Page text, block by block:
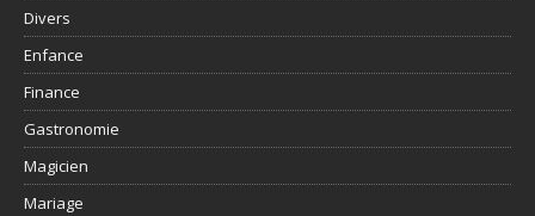
Divers
Enfance
Finance
Gastronomie
Magicien
Mariage